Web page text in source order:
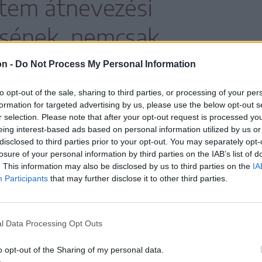
- Do Not Process My Personal Information
opt-out of the sale, sharing to third parties, or processing of your
for targeted advertising by us, please use the below opt-out
selection. Please note that after your opt-out request is processed
interest-based ads based on personal information utilized by us
to third parties prior to your opt-out. You may separately
of your personal information by third parties on the IAB’s list of
This information may also be disclosed by us to third parties on the
Participants that may further disclose it to other third parties.
Data Processing Opt Outs
opt-out of the Sharing of my personal data.
átnevezési
nemcsak
de a MOGYE-n
magyarellenes
tekintjük
az RMDSZ Maros megyei